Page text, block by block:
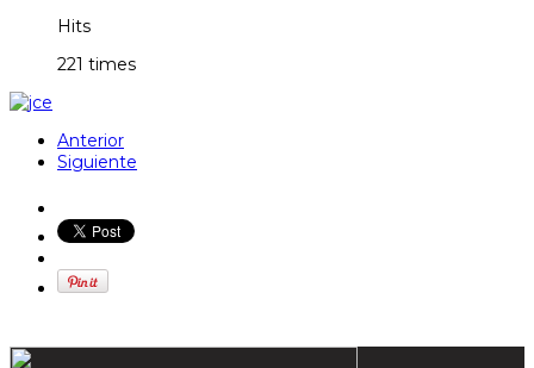
Hits
221 times
Anterior
Siguiente